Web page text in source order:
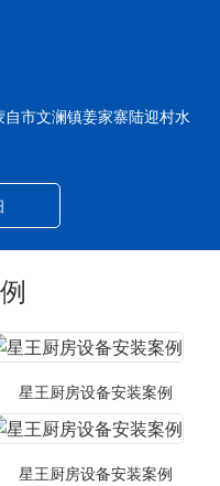
市文澜镇姜家寨陆迎村水
星王厨房设备安装案例
星王厨房设备安装案例